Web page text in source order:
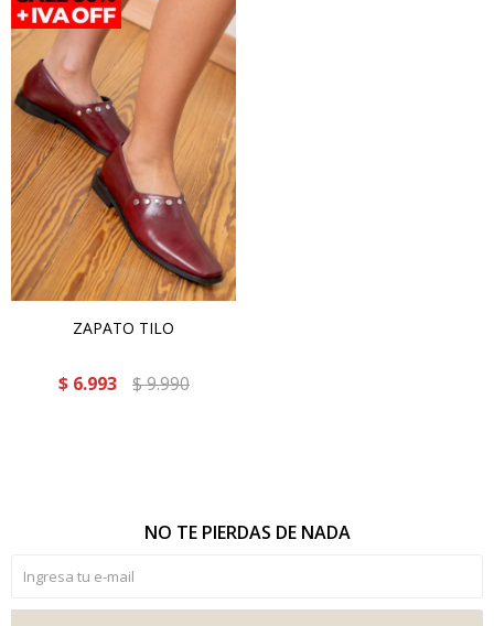
ZAPATO TILO
$ 6.993 $9.990
NO TE PIERDAS DE NADA